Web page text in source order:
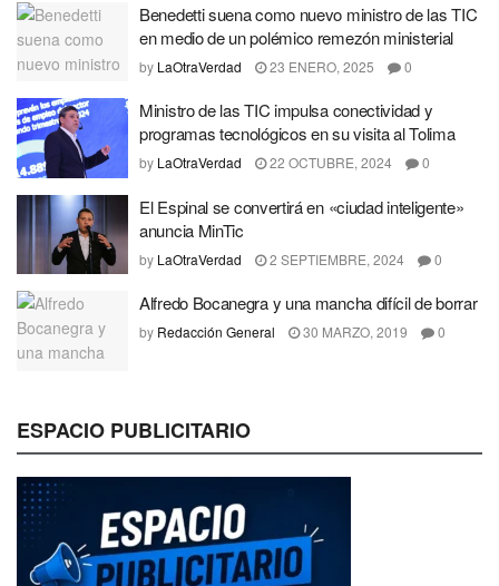
Benedetti suena como nuevo ministro de las TIC
en medio de un polémico remezón ministerial
by LaOtraVerdad 23 ENERO, 2025 0
Ministro de las TIC impulsa conectividad y
programas tecnológicos en su visita al Tolima
by LaOtraVerdad 22 OCTUBRE, 2024 0
El Espinal se convertirá en «ciudad inteligente»
anuncia MinTic
by LaOtraVerdad 2 SEPTIEMBRE, 2024 0
Alfredo Bocanegra y una mancha difícil de borrar
by Redacción General 30 MARZO, 2019 0
ESPACIO PUBLICITARIO